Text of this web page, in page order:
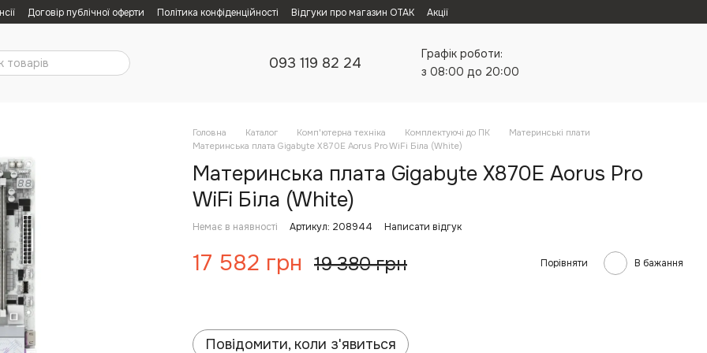
Договір публічної оферти Політика конфіденційності Відгуки про магазин ОТАК Акції
093 119 82 24
Графік роботи:
з 08:00 до 20:00
Головна Каталог Комп'ютерна техніка Комплектуючі до ПК
Материнські плати
Материнська плата Gigabyte X870E Aorus Pro WiFi Біла (White)
Материнська плата Gigabyte X870E Aorus Pro
WiFi Біла (White)
Немає в наявності Артикул: 208944 Написати відгук
17 582 грн 19 380 грн Порівняти В бажання
Повідомити, коли з'явиться